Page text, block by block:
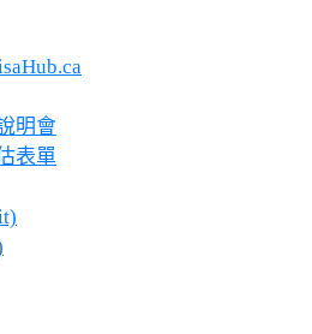
明會
表單